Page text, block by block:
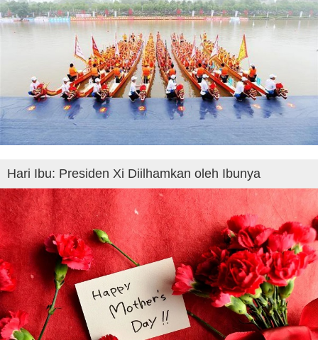
Hari Ibu: Presiden Xi Diilhamkan oleh Ibunya